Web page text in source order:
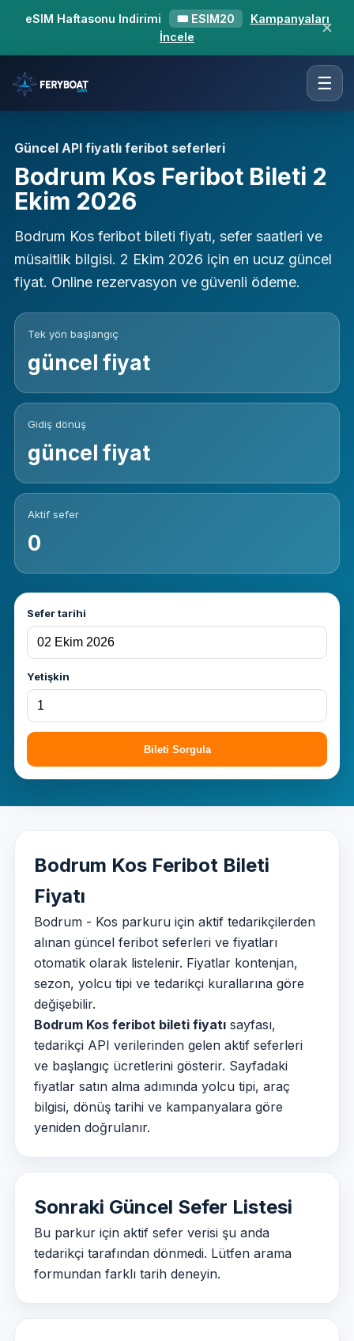
eSIM Haftasonu Indirimi 🎟 ESIM20
Kampanyaları
İncele
✕
☰
Güncel API fiyatlı feribot seferleri
Bodrum Kos Feribot Bileti 2
Ekim 2026
Bodrum Kos feribot bileti fiyatı, sefer saatleri ve
müsaitlik bilgisi. 2 Ekim 2026 için en ucuz güncel
fiyat. Online rezervasyon ve güvenli ödeme.
Tek yön başlangıç
güncel fiyat
Gidiş dönüş
güncel fiyat
Aktif sefer
0
Sefer tarihi
Yetişkin
Bileti Sorgula
Bodrum Kos Feribot Bileti
Fiyatı
Bodrum - Kos parkuru için aktif tedarikçilerden
alınan güncel feribot seferleri ve fiyatları
otomatik olarak listelenir. Fiyatlar kontenjan,
sezon, yolcu tipi ve tedarikçi kurallarına göre
değişebilir.
Bodrum Kos feribot bileti fiyatı sayfası,
tedarikçi API verilerinden gelen aktif seferleri
ve başlangıç ücretlerini gösterir. Sayfadaki
fiyatlar satın alma adımında yolcu tipi, araç
bilgisi, dönüş tarihi ve kampanyalara göre
yeniden doğrulanır.
Sonraki Güncel Sefer Listesi
Bu parkur için aktif sefer verisi şu anda
tedarikçi tarafından dönmedi. Lütfen arama
formundan farklı tarih deneyin.